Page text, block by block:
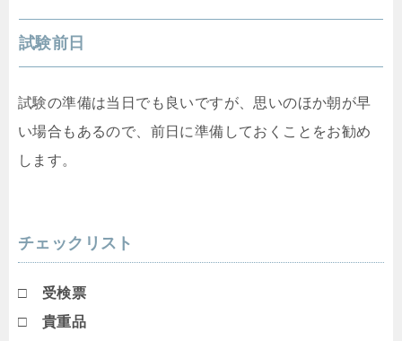
試験前日
試験の準備は当日でも良いですが、思いのほか朝が早
い場合もあるので、前日に準備しておくことをお勧め
します。
チェックリスト
□ 受検票
□ 貴重品